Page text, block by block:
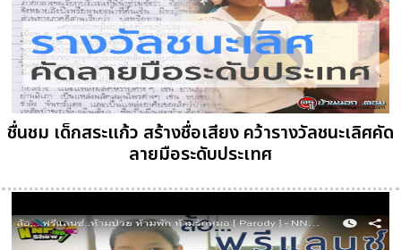
ชื่นชม เด็กสระแก้ว สร้างชื่อเสียง คว้ารางวัลชนะเลิศคัด
ลายมือระดับประเทศ